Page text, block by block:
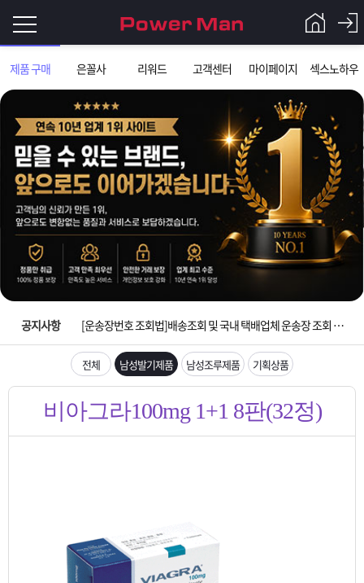
제품 구매 은꼴사 리워드 고객센터 마이페이지 섹스노하우
그
인
이
필
요
니
로
Q&A
파
워
맨
제
품
은
공지사항
입금확인이 안되는 상황을 대비해 꼭 입금후 고객센터 연락바랍니다.
[2026구정 연휴]설 연휴 배송 및 휴무 안내
[ios앱 오픈]아이폰 고객 앱설치 가능합니다.
[무인택배함 이용 안내] 집 밖에 주소로 택배 받기
전체 남성발기제품 남성조루제품 기획상품
비아그라100mg 1+1 8판(32정)